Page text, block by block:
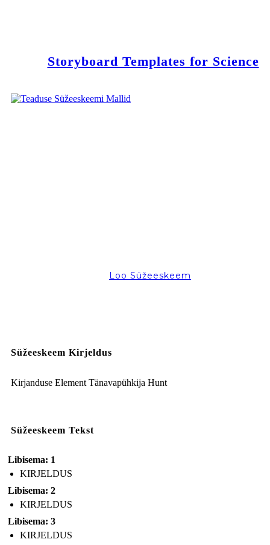
Storyboard Templates for Science
Loo Süžeeskeem
Süžeeskeem Kirjeldus
Kirjanduse Element Tänavapühkija Hunt
Süžeeskeem Tekst
Libisema: 1
KIRJELDUS
Libisema: 2
KIRJELDUS
Libisema: 3
KIRJELDUS